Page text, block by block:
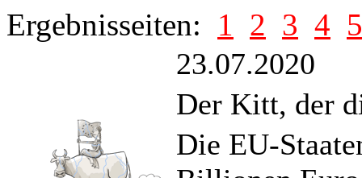
Ergebnisseiten: 1 2 3 4 5
23.07.2020
Der Kitt, der
Die EU-